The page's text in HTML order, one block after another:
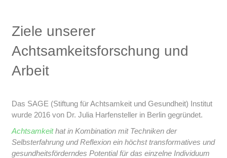
Ziele unserer
Achtsamkeitsforschung und
Arbeit
Das SAGE (Stiftung für Achtsamkeit und Gesundheit) Institut
wurde 2016 von Dr. Julia Harfensteller in Berlin gegründet.
Achtsamkeithat in Kombination mit Techniken der
Selbsterfahrung und Reflexion ein höchst transformatives und
gesundheitsförderndes Potential für das einzelne Individuum